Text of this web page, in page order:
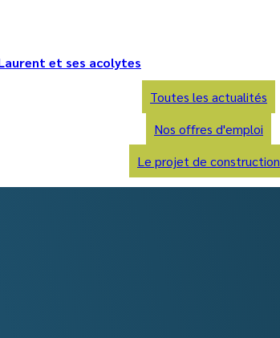
et ses acolytes
Toutes les actualités
Nos offres d'emploi
Le projet de construction